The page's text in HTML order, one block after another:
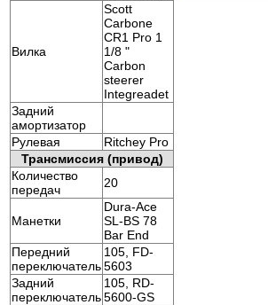
Вилка
Scott
Carbone
CR1 Pro 1
1/8 "
Carbon
steerer
Integreadet
Задний
амортизатор
Рулевая
Ritchey Pro
Трансмиссия (привод)
Количество
передач
20
Манетки
Dura-Ace
SL-BS 78
Bar End
Передний
переключатель
105, FD-
5603
Задний
переключатель
105, RD-
5600-GS